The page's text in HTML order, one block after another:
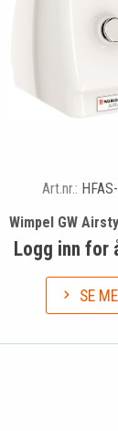
Art.nr.:
Wimpel GW
Logg inn for
SE